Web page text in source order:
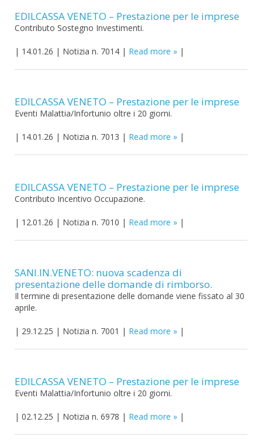
EDILCASSA VENETO – Prestazione per le imprese
Contributo Sostegno Investimenti.
| 14.01.26 | Notizia n. 7014 | Read more |
EDILCASSA VENETO – Prestazione per le imprese
Eventi Malattia/Infortunio oltre i 20 giorni.
| 14.01.26 | Notizia n. 7013 | Read more |
EDILCASSA VENETO – Prestazione per le imprese
Contributo Incentivo Occupazione.
| 12.01.26 | Notizia n. 7010 | Read more |
SANI.IN.VENETO: nuova scadenza di
presentazione delle domande di rimborso.
Il termine di presentazione delle domande viene fissato al 30
aprile.
| 29.12.25 | Notizia n. 7001 | Read more |
EDILCASSA VENETO – Prestazione per le imprese
Eventi Malattia/Infortunio oltre i 20 giorni.
| 02.12.25 | Notizia n. 6978 | Read more |